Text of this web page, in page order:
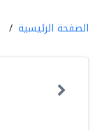
الصفحة الرئيسية